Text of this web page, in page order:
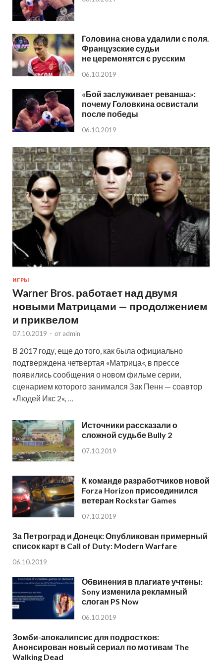
Головина снова удалили с поля.
Французские судьи
не церемонятся с русским
06.10.2019
«Бой заслуживает реванша»:
почему Головкина освистали
после победы
06.10.2019
ИГРЫ
Warner Bros. работает над двумя
новыми Матрицами — продолжением
и приквелом
07.10.2019 - от admin
В 2017 году, еще до того, как была официально
подтверждена четвертая «Матрица«, в прессе
появились сообщения о новом фильме серии,
сценарием которого занимался Зак Пенн — соавтор
«Людей Икс 2«, …
Источники рассказали о
сложной судьбе Bully 2
07.10.2019
К команде разработчиков новой
Forza Horizon присоединился
ветеран Rockstar Games
07.10.2019
За Петроград и Донецк: Опубликован примерный
список карт в Call of Duty: Modern Warfare
06.10.2019
Обвинения в плагиате учтены:
Sony изменила рекламный
слоган PS Now
06.10.2019
Зомби-апокалипсис для подростков:
Анонсирован новый сериал по мотивам The
Walking Dead